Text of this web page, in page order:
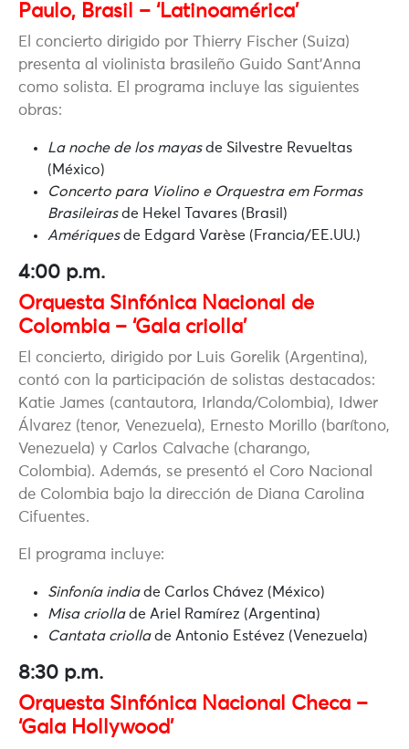
Paulo, Brasil – ‘Latinoamérica’
El concierto dirigido por Thierry Fischer (Suiza)
presenta al violinista brasileño Guido Sant’Anna
como solista. El programa incluye las siguientes
obras:
La noche de los mayasde Silvestre Revueltas
(México)
Concerto para Violino e Orquestra em Formas
Brasileirasde Hekel Tavares (Brasil)
Amériquesde Edgard Varèse (Francia/EE.UU.)
4:00 p.m.
Orquesta Sinfónica Nacional de
Colombia – ‘Gala criolla’
El concierto, dirigido por Luis Gorelik (Argentina),
contó con la participación de solistas destacados:
Katie James (cantautora, Irlanda/Colombia), Idwer
Álvarez (tenor, Venezuela), Ernesto Morillo (barítono,
Venezuela) y Carlos Calvache (charango,
Colombia). Además, se presentó el Coro Nacional
de Colombia bajo la dirección de Diana Carolina
Cifuentes.
El programa incluye:
Sinfonía indiade Carlos Chávez (México)
Misa criollade Ariel Ramírez (Argentina)
Cantata criollade Antonio Estévez (Venezuela)
8:30 p.m.
Orquesta Sinfónica Nacional Checa –
‘Gala Hollywood’